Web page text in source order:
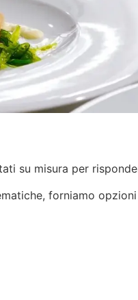
su misura per
forniamo